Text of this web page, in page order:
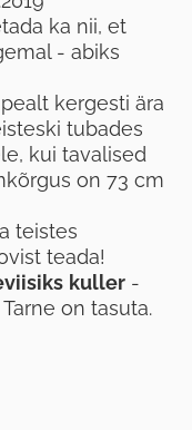
ka nii, et
- abiks
kergesti ära
tubades
kui tavalised
on 73 cm
teistes
teada!
kuller -
on tasuta.